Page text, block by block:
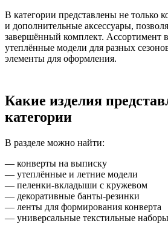
В категории представлены не только
и дополнительные аксессуары,
завершённый комплект. Ассортимент
утеплённые модели для разных
элементы для оформления.
Какие изделия
категории
В разделе можно найти:
— конверты на выписку
— утеплённые и летние модели
— пеленки-вкладыши с кружевом
— декоративные банты-резинки
— ленты для формирования конверта
— универсальные текстильные наборы